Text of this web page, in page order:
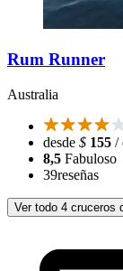
Rum Runner
Australia
desde $ 155 /
8,5 Fabuloso
39reseñas
Ver todo 4 cruceros